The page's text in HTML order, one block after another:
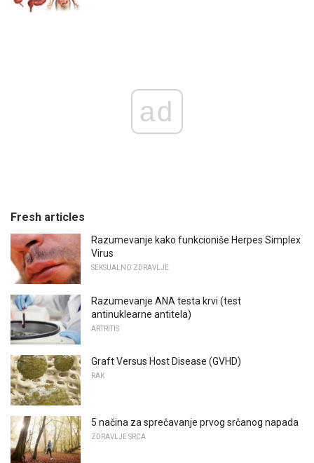
ad
Fresh articles
Razumevanje kako funkcioniše Herpes Simplex
Virus
SEKSUALNO ZDRAVLJE
Razumevanje ANA testa krvi (test
antinuklearne antitela)
ARTRITIS
Graft Versus Host Disease (GVHD)
RAK
5 načina za sprečavanje prvog srčanog napada
ZDRAVLJE SRCA